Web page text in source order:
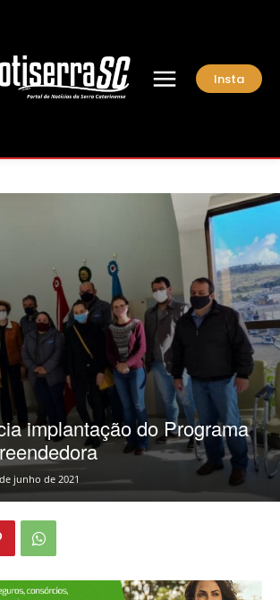
Insta
implantação do Programa
junho de 2021